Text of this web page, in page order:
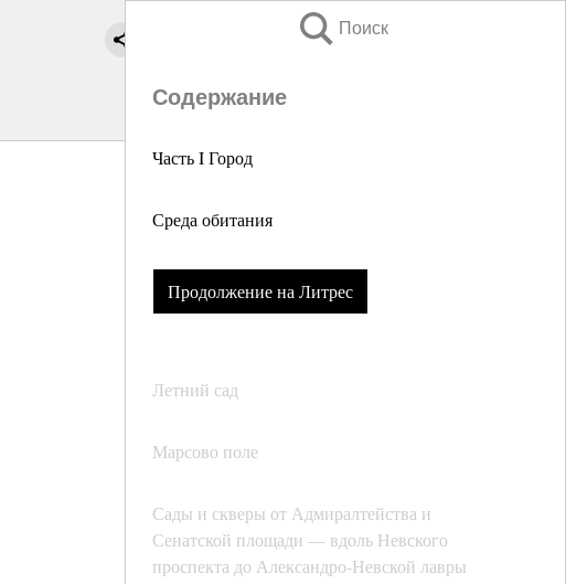
Поиск
Содержание
Часть I Город
Среда обитания
Продолжение на Литрес
Летний сад
Марсово поле
Сады и скверы от Адмиралтейства и
Сенатской площади — вдоль Невского
проспекта до Александро-Невской лавры